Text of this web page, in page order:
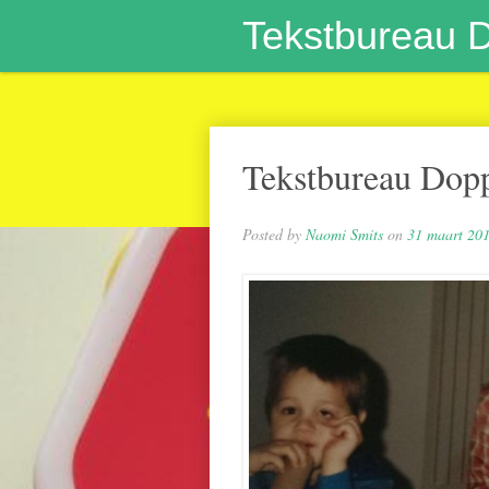
Tekstbureau
Tekstbureau
Posted by Naomi Smits on 31 maart